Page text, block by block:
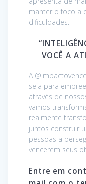
manter o foco a
dificuldades.
VOCÊ A
A
seja para
através de
vamos
realmente
juntos construir
pessoas a
vencerem seus
Entre em